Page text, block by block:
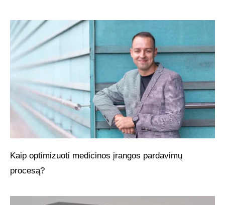
Kaip optimizuoti medicinos įrangos pardavimų
procesą?